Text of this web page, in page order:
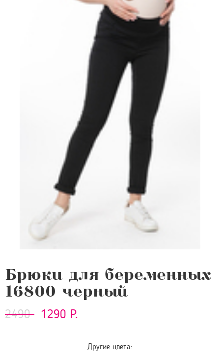
Брюки для беременных
16800 черный
2490 1290 Р.
Другие цвета: